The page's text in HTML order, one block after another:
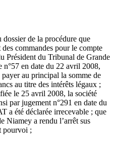
dossier de la procédure que
commandes pour le compte
Président du Tribunal de Grande
n°57 en date du 22 avril 2008,
au principal la somme de
au titre des intérêts légaux ;
le 25 avril 2008, la société
par jugement n°291 en date du
a été déclarée irrecevable ; que
Niamey a rendu l’arrêt sus
pourvoi ;